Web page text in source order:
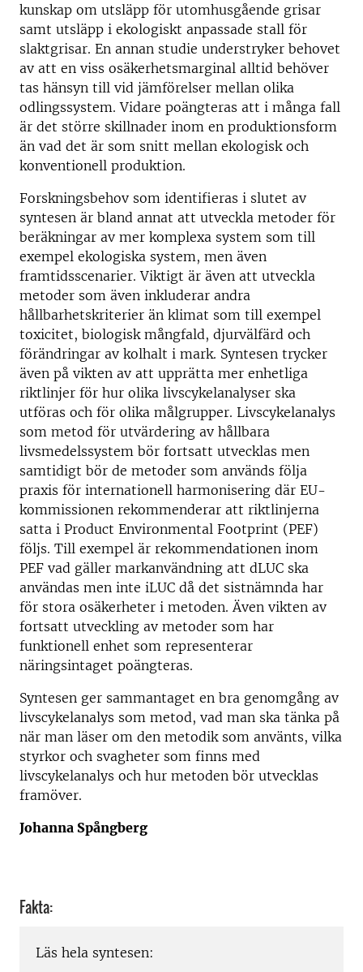
kunskap om utsläpp för utomhusgående grisar
samt utsläpp i ekologiskt anpassade stall för
slaktgrisar. En annan studie understryker behovet
av att en viss osäkerhetsmarginal alltid behöver
tas hänsyn till vid jämförelser mellan olika
odlingssystem. Vidare poängteras att i många fall
är det större skillnader inom en produktionsform
än vad det är som snitt mellan ekologisk och
konventionell produktion.
Forskningsbehov som identifieras i slutet av
syntesen är bland annat att utveckla metoder för
beräkningar av mer komplexa system som till
exempel ekologiska system, men även
framtidsscenarier. Viktigt är även att utveckla
metoder som även inkluderar andra
hållbarhetskriterier än klimat som till exempel
toxicitet, biologisk mångfald, djurvälfärd och
förändringar av kolhalt i mark. Syntesen trycker
även på vikten av att upprätta mer enhetliga
riktlinjer för hur olika livscykelanalyser ska
utföras och för olika målgrupper. Livscykelanalys
som metod för utvärdering av hållbara
livsmedelssystem bör fortsatt utvecklas men
samtidigt bör de metoder som används följa
praxis för internationell harmonisering där EU-
kommissionen rekommenderar att riktlinjerna
satta i Product Environmental Footprint (PEF)
följs. Till exempel är rekommendationen inom
PEF vad gäller markanvändning att dLUC ska
användas men inte iLUC då det sistnämnda har
för stora osäkerheter i metoden. Även vikten av
fortsatt utveckling av metoder som har
funktionell enhet som representerar
näringsintaget poängteras.
Syntesen ger sammantaget en bra genomgång av
livscykelanalys som metod, vad man ska tänka på
när man läser om den metodik som använts, vilka
styrkor och svagheter som finns med
livscykelanalys och hur metoden bör utvecklas
framöver.
Johanna Spångberg
Fakta:
Läs hela syntesen: